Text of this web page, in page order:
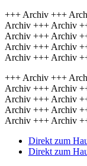
+++ Archiv +++
Archiv +++ Archiv
Archiv +++ Archiv
Archiv +++ Archiv
Archiv +++ Archiv
+++ Archiv +++
Archiv +++ Archiv
Archiv +++ Archiv
Archiv +++ Archiv
Archiv +++ Archiv
Direkt zum
Direkt zum